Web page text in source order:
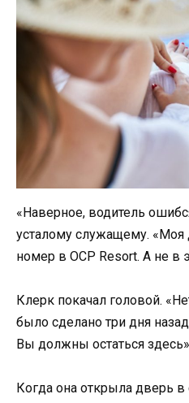
«Наверное, водитель
усталому служащему. «Моя
номер в OCP Resort. А не в
Клерк покачал головой.
было сделано три дня
Вы должны остаться
Когда она открыла дверь в